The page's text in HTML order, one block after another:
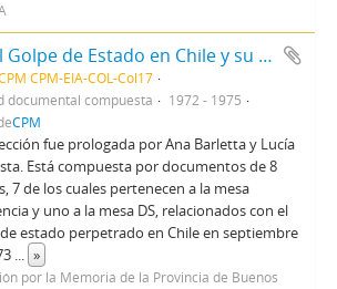
17. El Golpe de Estado en Chile y su impacto en la región
CPM-EIA-COL-Col17
documental compuesta
1972 - 1975
CPM
fue prologada por Ana Barletta y Lucía
Está compuesta por documentos de 8
7 de los cuales pertenecen a la mesa
y uno a la mesa DS, relacionados con el
estado perpetrado en Chile en septiembre
... »
por la Memoria de la Provincia de Buenos